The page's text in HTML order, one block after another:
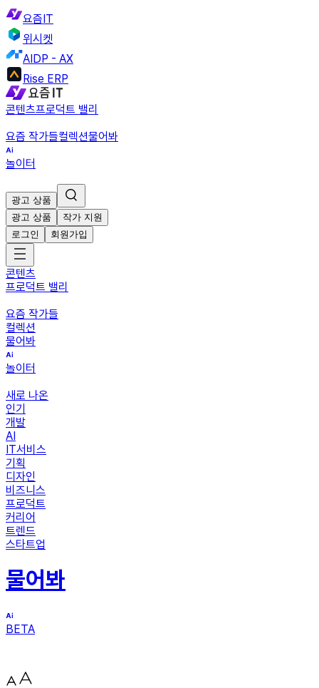
요즘IT
위시켓
AIDP - AX
Rise ERP
콘텐츠프로덕트 밸리
요즘 작가들컬렉션물어봐
놀이터
광고 상품
광고 상품
작가 지원
로그인
회원가입
콘텐츠
프로덕트 밸리
요즘 작가들
컬렉션
물어봐
놀이터
새로 나온
인기
개발
AI
IT서비스
기획
디자인
비즈니스
프로덕트
커리어
트렌드
스타트업
물어봐
BETA